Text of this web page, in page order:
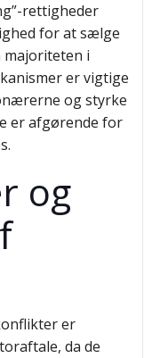
rettigheder
for at sælge
majoriteten i
er vigtige
og styrke
er afgørende for
og
er
da de